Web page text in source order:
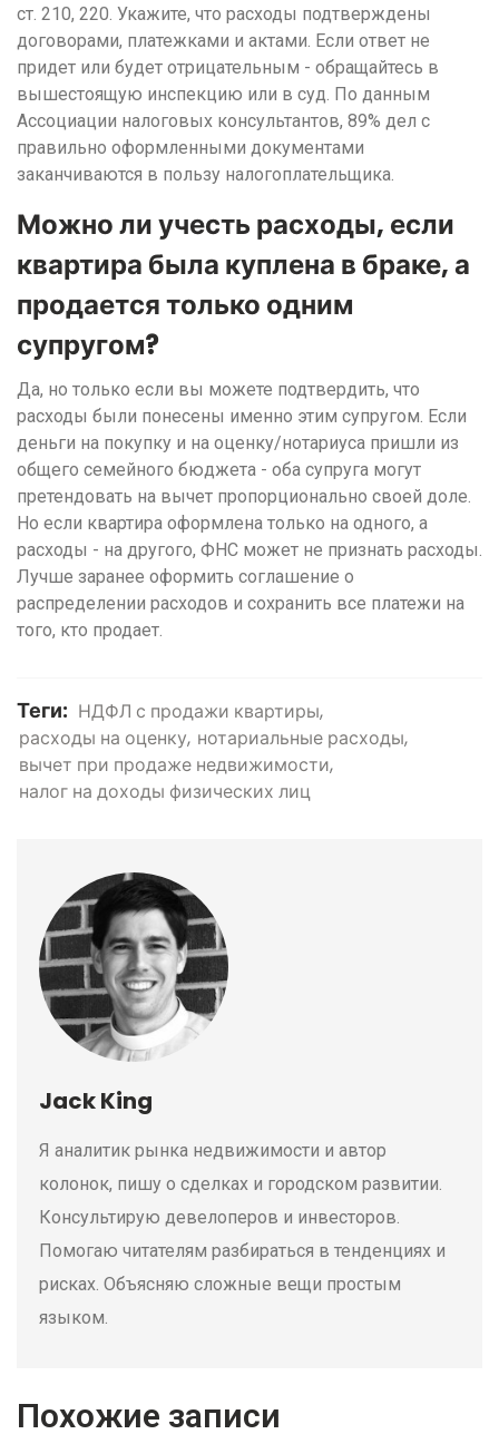
ст. 210, 220. Укажите, что расходы подтверждены
договорами, платежками и актами. Если ответ не
придет или будет отрицательным - обращайтесь в
вышестоящую инспекцию или в суд. По данным
Ассоциации налоговых консультантов, 89% дел с
правильно оформленными документами
заканчиваются в пользу налогоплательщика.
Можно ли учесть расходы, если
квартира была куплена в браке, а
продается только одним
супругом?
Да, но только если вы можете подтвердить, что
расходы были понесены именно этим супругом. Если
деньги на покупку и на оценку/нотариуса пришли из
общего семейного бюджета - оба супруга могут
претендовать на вычет пропорционально своей доле.
Но если квартира оформлена только на одного, а
расходы - на другого, ФНС может не признать расходы.
Лучше заранее оформить соглашение о
распределении расходов и сохранить все платежи на
того, кто продает.
Теги: НДФЛ с продажи квартиры
расходы на оценку нотариальные расходы
вычет при продаже недвижимости
налог на доходы физических лиц
Jack King
Я аналитик рынка недвижимости и автор
колонок, пишу о сделках и городском развитии.
Консультирую девелоперов и инвесторов.
Помогаю читателям разбираться в тенденциях и
рисках. Объясняю сложные вещи простым
языком.
Похожие записи